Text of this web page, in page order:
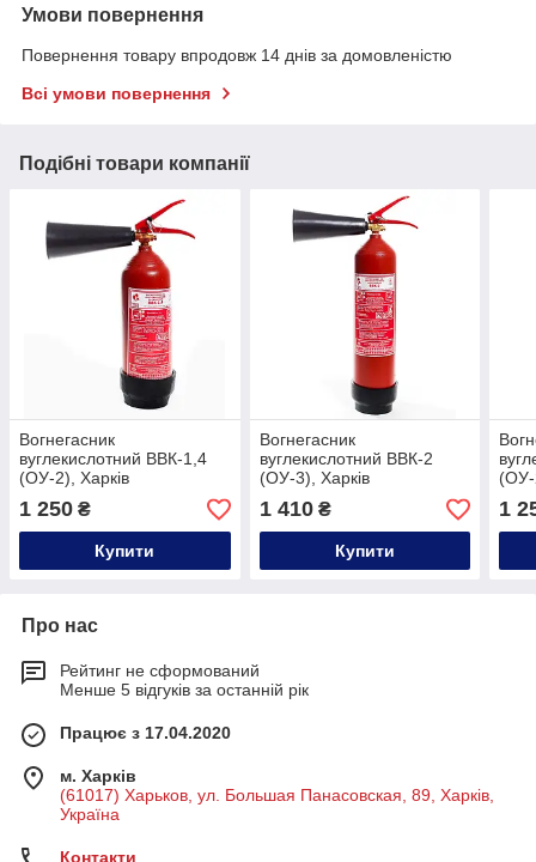
Умови повернення
Повернення товару впродовж 14 днів за домовленістю
Всі умови повернення
Подібні товари компанії
Вогнегасник
вуглекислотний ВВК-1,4
(ОУ-2), Харків
1 250 ₴
Купити
Вогнегасник
вуглекислотний ВВК-2
(ОУ-3), Харків
1 410₴
Купити
(ОУ-
1
Про нас
Рейтинг не сформований
Менше 5 відгуків за останній рік
Працює з 17.04.2020
м. Харків
(61017) Харьков, ул. Большая Панасовская, 89, Харків,
Україна
Контакти